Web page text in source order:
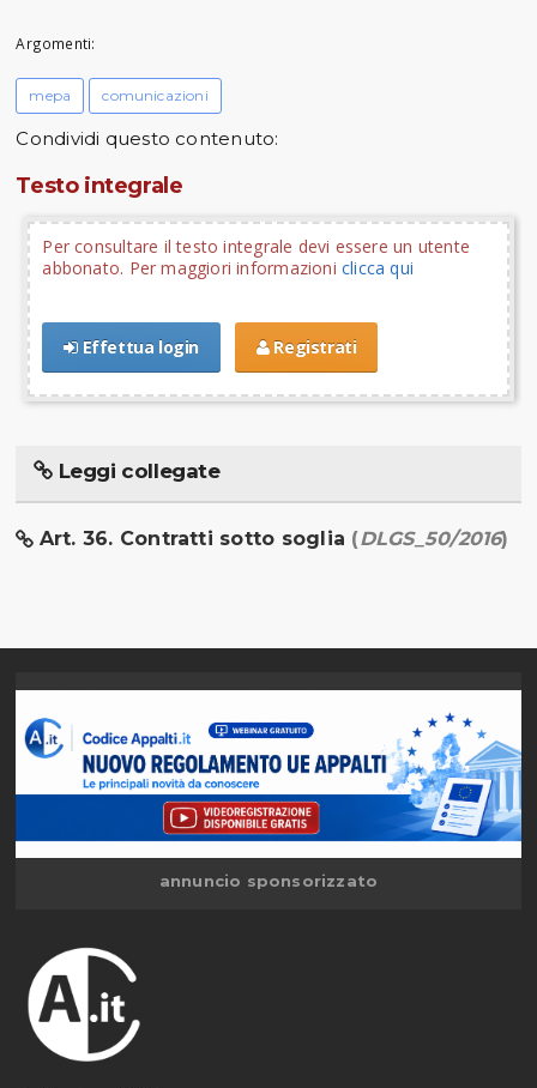
Argomenti:
mepa comunicazioni
Condividi questo contenuto:
Testo integrale
Per consultare il testo integrale devi essere un utente
abbonato. Per maggiori informazioni clicca qui
Effettua login Registrati
Leggi collegate
Art. 36. Contratti sotto soglia (DLGS_50/2016)
annuncio sponsorizzato